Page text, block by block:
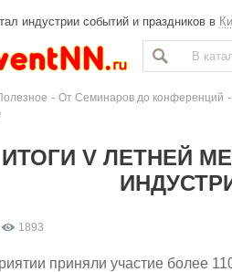
индустрии событий и праздников в
- От Семинаров до конференций -
ИТОГИ V ЛЕТНЕЙ
1893
приняли участие более